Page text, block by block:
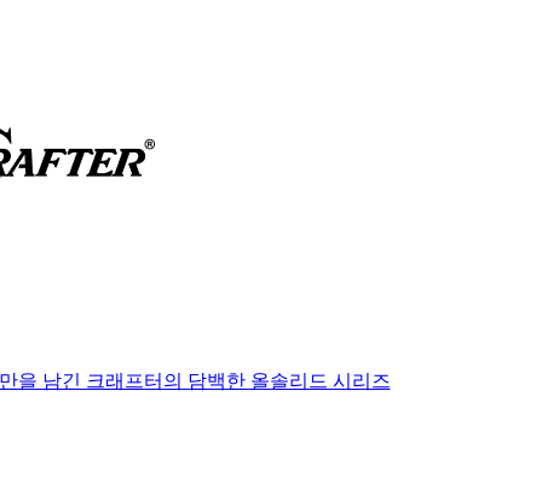
을 남긴 크래프터의 담백한 올솔리드 시리즈